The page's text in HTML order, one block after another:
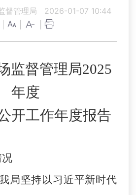
督管理局
2026-01-07 10:44
监督管理局2025
年度
开工作年度报告
局坚持以习近平新时代